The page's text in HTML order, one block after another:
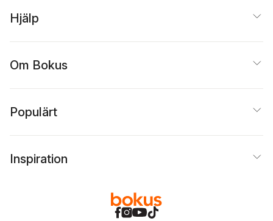
Hjälp
Om Bokus
Populärt
Inspiration